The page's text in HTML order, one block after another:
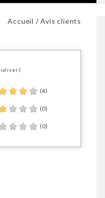
Accueil Avis clients
)
(4)
(0)
(0)